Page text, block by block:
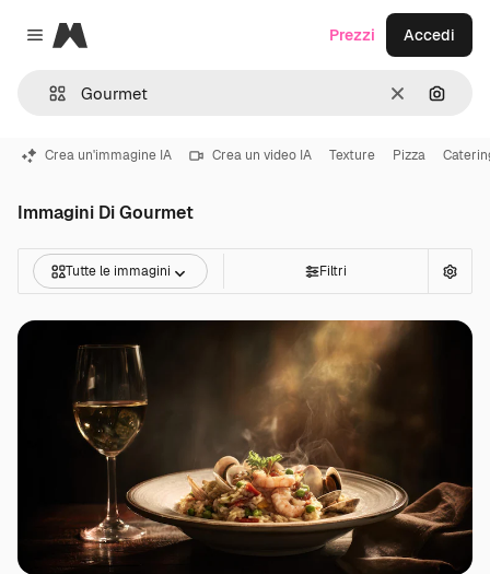
Close menu
Magnific
CancellaCerca
Prezzi Accedi
Crea un'immagine IA Crea un video IA Texture Pizza
Immagini Di Gourmet
Tutte le immagini Filtri